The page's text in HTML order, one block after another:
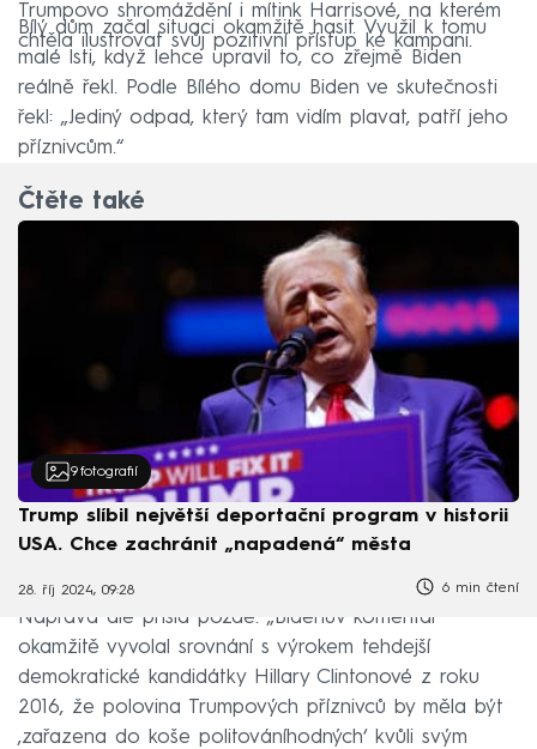
Trumpovo shromáždění i mítink Harrisové, na kterém
chtěla ilustrovat svůj pozitivní přístup ke kampani.
Bílý dům začal situaci okamžitě hasit. Využil k tomu
malé lsti, když lehce upravil to, co zřejmě Biden
reálně řekl. Podle Bílého domu Biden ve skutečnosti
řekl: „Jediný odpad, který tam vidím plavat, patří jeho
příznivcům.“
Čtěte také
9 fotografií
Trump slíbil největší deportační program v historii
USA. Chce zachránit „napadená“ města
28. říj 2024, 09:28 6 min čtení
Náprava ale přišla pozdě. „Bidenův komentář
okamžitě vyvolal srovnání s výrokem tehdejší
demokratické kandidátky Hillary Clintonové z roku
2016, že polovina Trumpových příznivců by měla být
‚zařazena do koše politováníhodných‘ kvůli svým